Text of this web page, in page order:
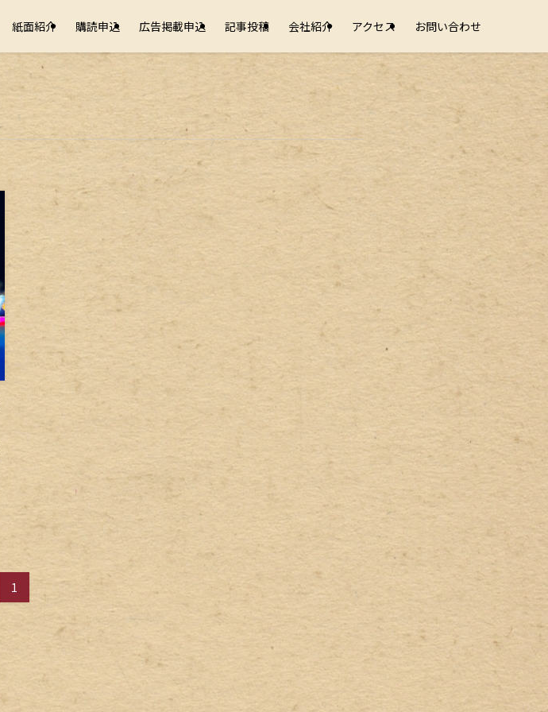
紙面紹介 購読申込 広告掲載申込 記事投稿 会社紹介 アクセス お問い合わせ
1